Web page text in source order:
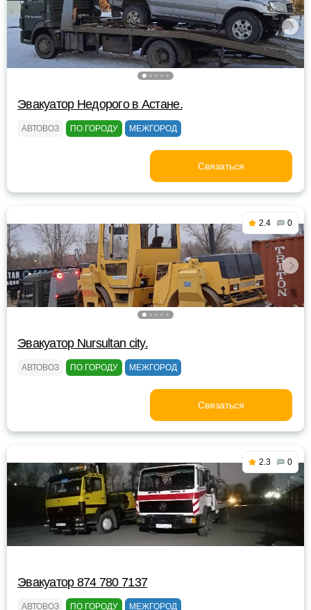
Эвакуатор Недорого в Астане.
АВТОВОЗ ПО ГОРОДУ МЕЖГОРОД
Связаться
2.4 0
Эвакуатор Nursultan city.
АВТОВОЗ ПО ГОРОДУ МЕЖГОРОД
Связаться
2.3 0
Эвакуатор 874 780 7137
АВТОВОЗ ПО ГОРОДУ МЕЖГОРОД